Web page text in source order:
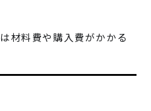
材料費や購入費がかかる